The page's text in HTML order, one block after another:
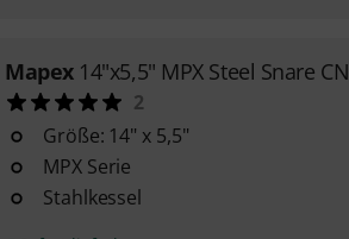
Mapex 14"x5,5" MPX Steel Snare CN
2
Größe: 14" x 5,5"
MPX Serie
Stahlkessel